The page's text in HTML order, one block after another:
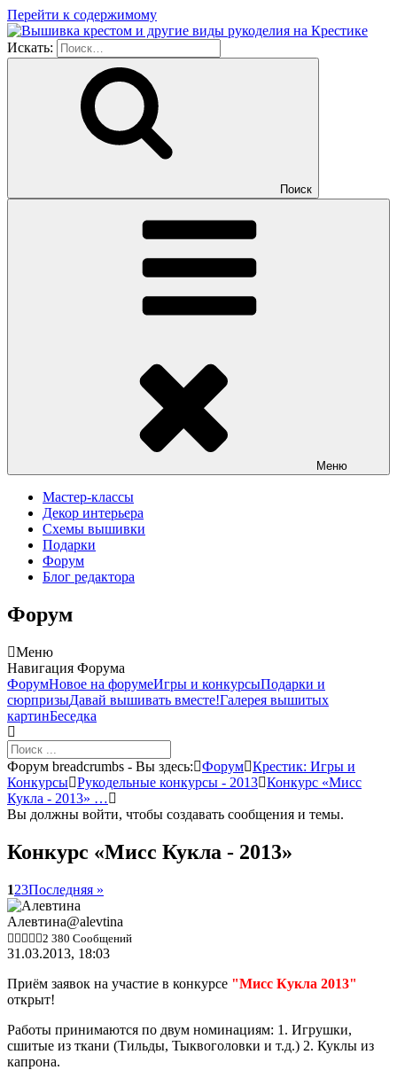
Перейти к содержимому
Искать:
Поиск
Меню
Мастер-классы
Декор интерьера
Схемы вышивки
Подарки
Форум
Блог редактора
Форум
Меню
Навигация Форума
ФорумНовое на форумеИгры и конкурсыПодарки и
сюрпризыДавай вышивать вместе!Галерея вышитых
картинБеседка
Форум breadcrumbs - Вы здесь: Форум Крестик: Игры и
Конкурсы Рукодельные конкурсы - 2013 Конкурс «Мисс
Кукла - 2013» …
Вы должны войти, чтобы создавать сообщения и темы.
Конкурс «Мисс Кукла - 2013»
123Последняя »
Алевтина@alevtina
2 380 Сообщений
31.03.2013, 18:03
Приём заявок на участие в конкурсе "Мисс Кукла 2013"
открыт!
Работы принимаются по двум номинациям: 1. Игрушки,
сшитые из ткани (Тильды, Тыквоголовки и т.д.) 2. Куклы из
капрона.